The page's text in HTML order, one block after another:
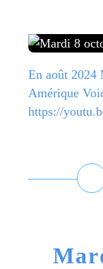
En août
Amérique
https://